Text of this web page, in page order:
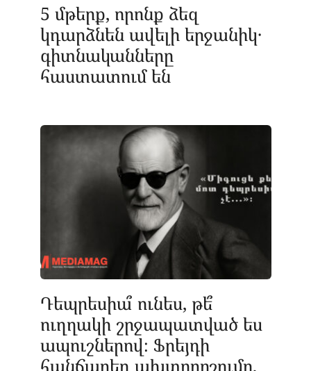
5 մթերք, որոնք ձեզ
կդարձնեն ավելի երջանիկ․
գիտնականները
հաստատում են
Դեպրեսիա՞ ունես, թե՞
ուղղակի շրջապատված ես
ապուշներով։ Ֆրեյդի
հանճարեղ ախտորոշումը,